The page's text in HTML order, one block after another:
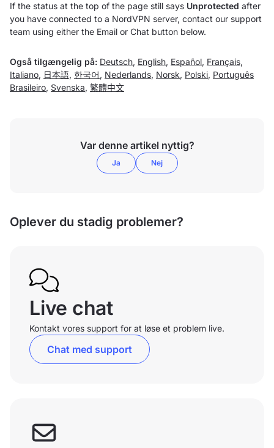
If the status at the top of the page still says Unprotected after
you have connected to a NordVPN server, contact our support
team using either the Email or Chat button below.
Også tilgængelig på: Deutsch, English, Español, Français,
Italiano, 日本語, 한국어 , Nederlands, Norsk, Polski, Português
Brasileiro, Svenska, 繁體中文
Var denne artikel nyttig?
Ja Nej
Oplever du stadig problemer?
Live chat
Kontakt vores support for at løse et problem live.
Chat med support